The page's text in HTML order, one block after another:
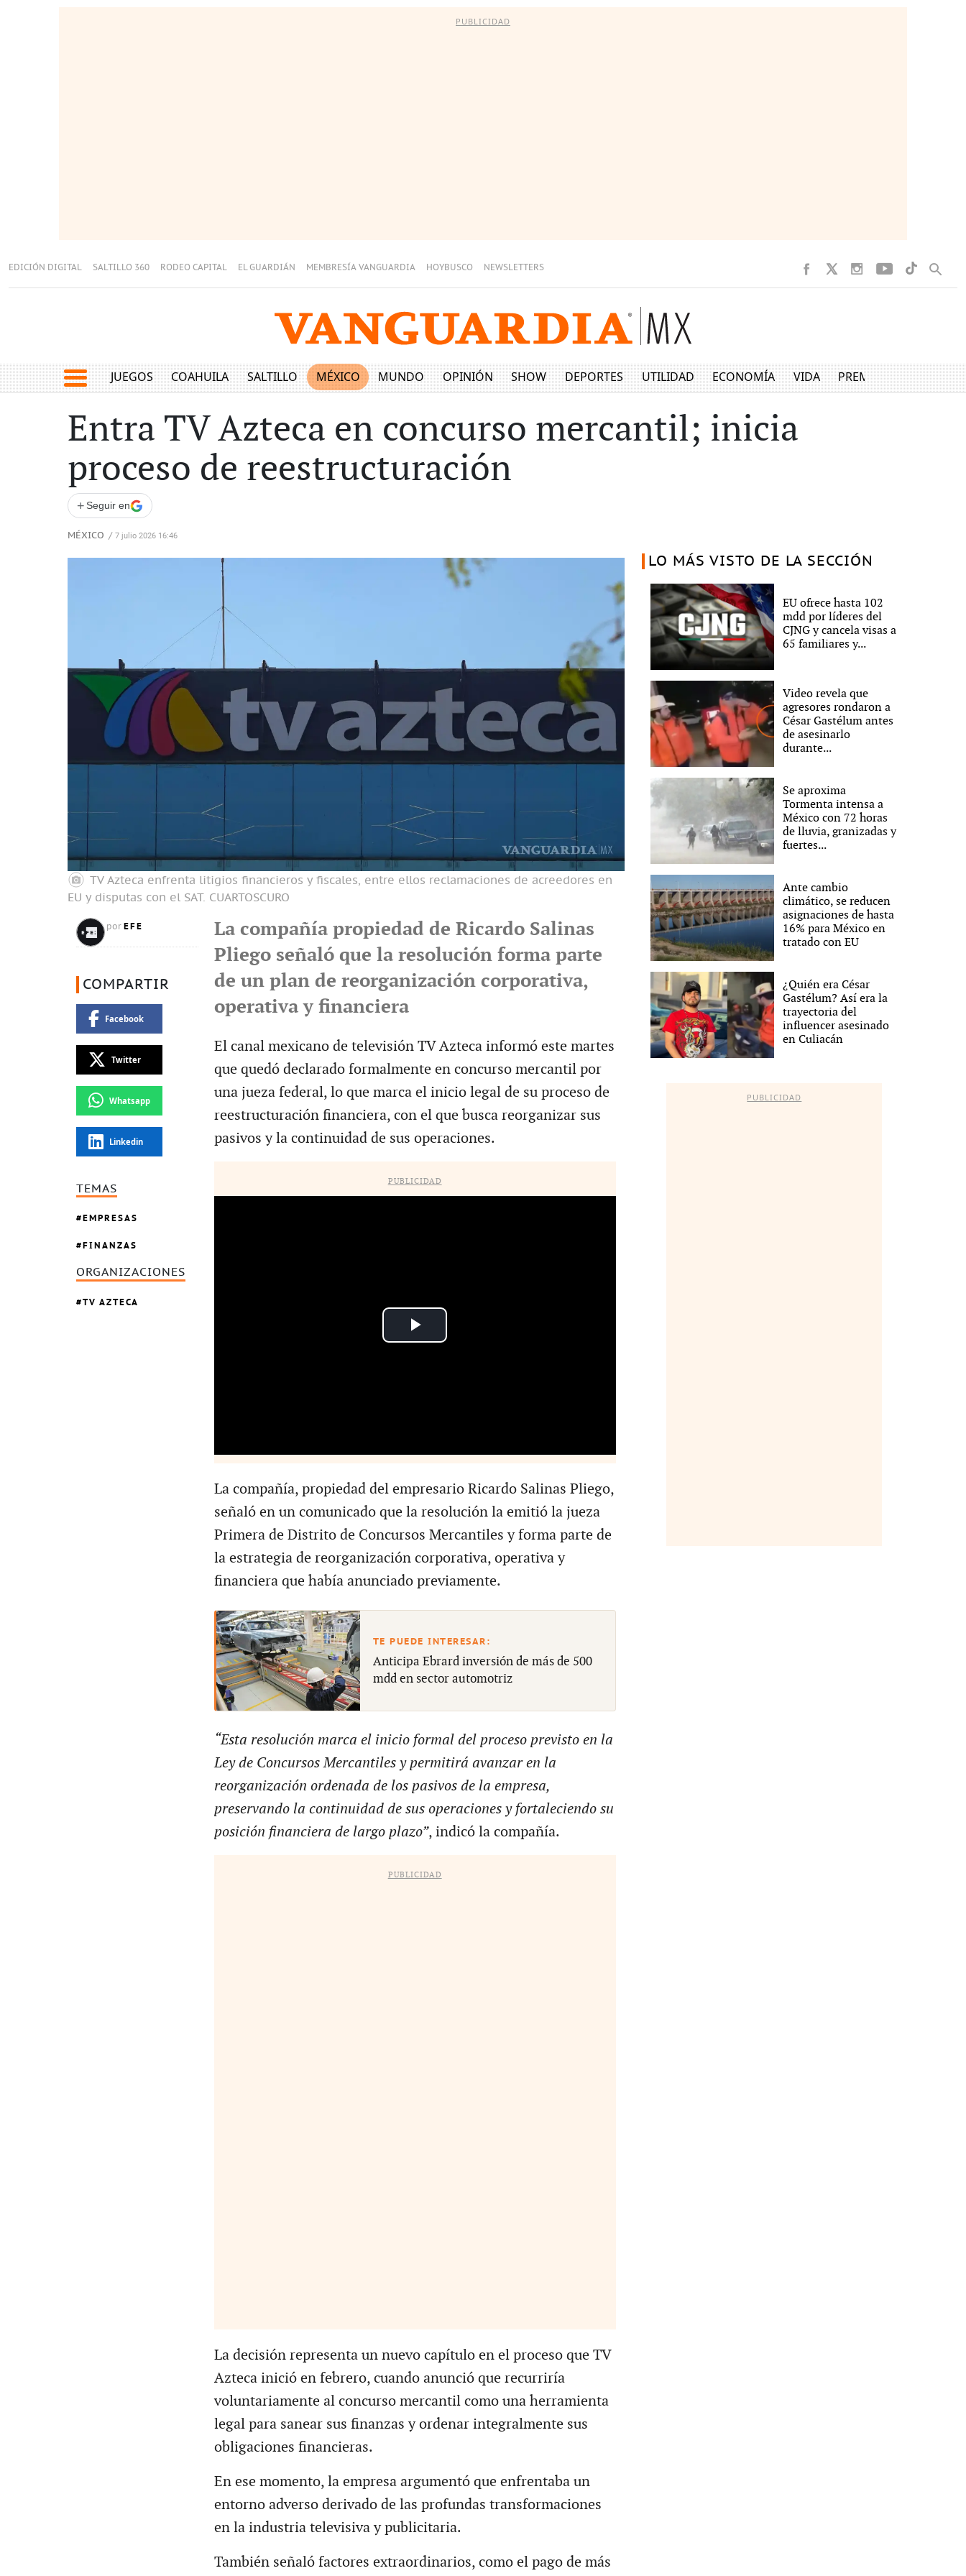
PUBLICIDAD
EDICIÓN DIGITAL SALTILLO 360 RODEO CAPITAL EL GUARDIÁN MEMBRESÍA VANGUARDIA HOYBUSCO NEWSLETTERS
JUEGOS COAHUILA SALTILLO MÉXICO MUNDO OPINIÓN SHOW DEPORTES UTILIDAD ECONOMÍA VIDA PREMIUM
Entra TV Azteca en concurso mercantil; inicia
proceso de reestructuración
+ Seguir en
MÉXICO / 7 julio 2026 16:46
TV Azteca enfrenta litigios financieros y fiscales, entre ellos reclamaciones de acreedores en
EU y disputas con el SAT. CUARTOSCURO
por EFE
COMPARTIR
Facebook
Twitter
Whatsapp
Linkedin
TEMAS
EMPRESAS
FINANZAS
ORGANIZACIONES
TV AZTECA
La compañía propiedad de Ricardo Salinas
Pliego señaló que la resolución forma parte
de un plan de reorganización corporativa,
operativa y financiera
El canal mexicano de televisión TV Azteca informó este martes
que quedó declarado formalmente en concurso mercantil por
una jueza federal, lo que marca el inicio legal de su proceso de
reestructuración financiera, con el que busca reorganizar sus
pasivos y la continuidad de sus operaciones.
PUBLICIDAD
La compañía, propiedad del empresario Ricardo Salinas Pliego,
señaló en un comunicado que la resolución la emitió la jueza
Primera de Distrito de Concursos Mercantiles y forma parte de
la estrategia de reorganización corporativa, operativa y
financiera que había anunciado previamente.
Anticipa Ebrard inversión de más de 500
mdd en sector automotriz
“Esta resolución marca el inicio formal del proceso previsto en la
Ley de Concursos Mercantiles y permitirá avanzar en la
reorganización ordenada de los pasivos de la empresa,
preservando la continuidad de sus operaciones y fortaleciendo su
posición financiera de largo plazo”, indicó la compañía.
PUBLICIDAD
La decisión representa un nuevo capítulo en el proceso que TV
Azteca inició en febrero, cuando anunció que recurriría
voluntariamente al concurso mercantil como una herramienta
legal para sanear sus finanzas y ordenar integralmente sus
obligaciones financieras.
En ese momento, la empresa argumentó que enfrentaba un
entorno adverso derivado de las profundas transformaciones
en la industria televisiva y publicitaria.
También señaló factores extraordinarios, como el pago de más
LO MÁS VISTO DE LA SECCIÓN
EU ofrece hasta 102
mdd por líderes del
CJNG y cancela visas a
65 familiares y...
Video revela que
agresores rondaron a
César Gastélum antes
de asesinarlo
durante...
Se aproxima
Tormenta intensa a
México con 72 horas
de lluvia, granizadas y
fuertes...
Ante cambio
climático, se reducen
asignaciones de hasta
16% para México en
tratado con EU
¿Quién era César
Gastélum? Así era la
trayectoria del
influencer asesinado
en Culiacán
PUBLICIDAD